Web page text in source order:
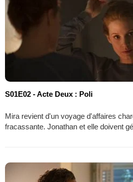
S01E02 - Acte Deux : Poli
Mira revient d'un voyage d'affaires
fracassante. Jonathan et elle doivent